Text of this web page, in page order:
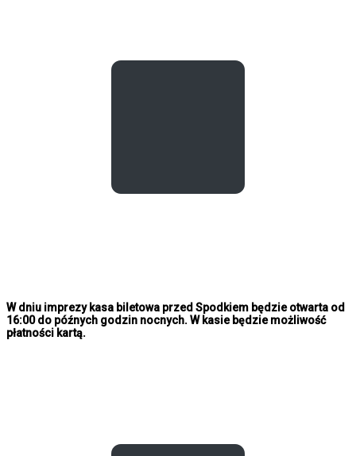
W dniu imprezy kasa biletowa przed Spodkiem będzie otwarta od
16:00 do późnych godzin nocnych. W kasie będzie możliwość
płatności kartą.